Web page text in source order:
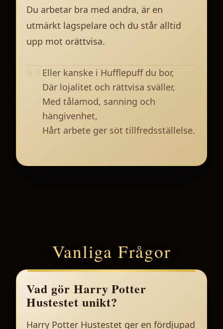
Du arbetar bra med andra, är en
utmärkt lagspelare och du står alltid
upp mot orättvisa.
Eller kanske i Hufflepuff du bor,
Där lojalitet och rättvisa sväller,
Med tålamod, sanning och
hängivenhet,
Hårt arbete ger söt tillfredsställelse.
Vanliga Frågor
Vad gör Harry Potter
Hustestet unikt?
Harry Potter Hustestet ger en fördjupad